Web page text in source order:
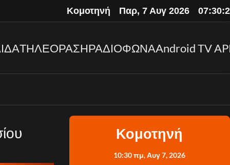
Κομοτηνή Παρ, 7 Αυγ 2026
ΤΗΛΕΟΡΑΣΗΡΑΔΙΟΦΩΝΑAndroid TV
Κομοτηνή
10:30 πμ,Αυγ 7, 2026